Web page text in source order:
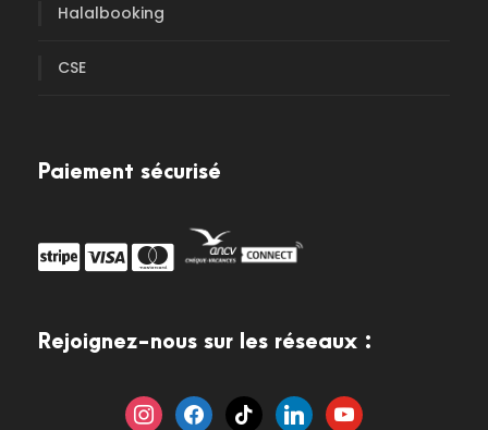
Halalbooking
CSE
Paiement sécurisé
Rejoignez-nous sur les réseaux :
i
f
t
l
y